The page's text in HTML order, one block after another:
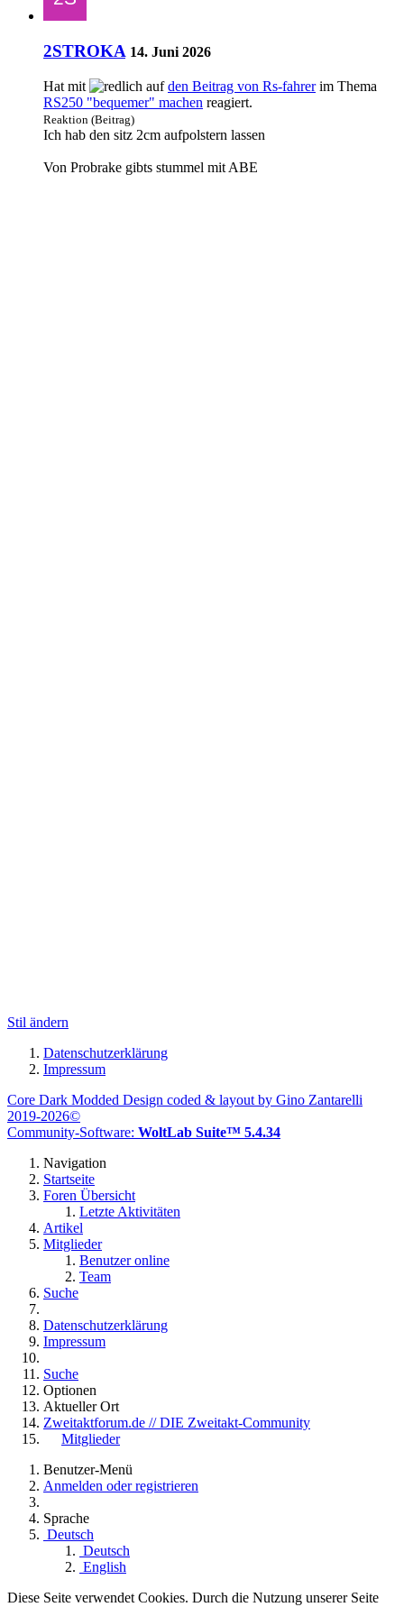
2STROKA 14. Juni 2026
Hat mit aufden Beitrag von Rs-fahrerim Thema
RS250 "bequemer" machen reagiert.
Reaktion (Beitrag)
Ich hab den sitz 2cm aufpolstern lassen
Von Probrake gibts stummel mit ABE
Stil ändern
Datenschutzerklärung
Impressum
Core Dark Modded Design coded & layout by Gino Zantarelli
2019-2026©
Community-Software: WoltLab Suite™ 5.4.34
Navigation
Startseite
Foren Übersicht
Letzte Aktivitäten
Artikel
Mitglieder
Benutzer online
Team
Suche
Datenschutzerklärung
Impressum
Suche
Optionen
Aktueller Ort
Zweitaktforum.de // DIE Zweitakt-Community
Mitglieder
Benutzer-Menü
Anmelden oder registrieren
Sprache
Deutsch
Deutsch
English
Diese Seite verwendet Cookies. Durch die Nutzung unserer Seite